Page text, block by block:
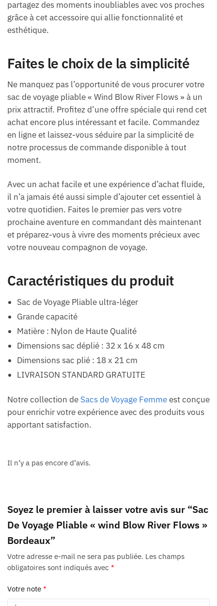
partagez des moments inoubliables avec vos proches
grâce à cet accessoire qui allie fonctionnalité et
esthétique.
Faites le choix de la simplicité
Ne manquez pas l’opportunité de vous procurer votre
sac de voyage pliable « Wind Blow River Flows » à un
prix attractif. Profitez d’une offre spéciale qui rend cet
achat encore plus intéressant et facile. Commandez
en ligne et laissez-vous séduire par la simplicité de
notre processus de commande disponible à tout
moment.
Avec un achat facile et une expérience d’achat fluide,
il n’a jamais été aussi simple d’ajouter cet essentiel à
votre quotidien. Faites le premier pas vers votre
prochaine aventure en commandant dès maintenant
et préparez-vous à vivre des moments précieux avec
votre nouveau compagnon de voyage.
Caractéristiques du produit
Sac de Voyage Pliable ultra-léger
Grande capacité
Matière : Nylon de Haute Qualité
Dimensions sac déplié : 32 x 16 x 48 cm
Dimensions sac plié : 18 x 21 cm
LIVRAISON STANDARD GRATUITE
Notre collection de Sacs de Voyage Femmeest conçue
pour enrichir votre expérience avec des produits vous
apportant satisfaction.
Il n’y a pas encore d’avis.
Soyez le premier à laisser votre avis sur “Sac
De Voyage Pliable « wind Blow River Flows »
Bordeaux”
Votre adresse e-mail ne sera pas publiée. Les champs
obligatoires sont indiqués avec *
Votre note *